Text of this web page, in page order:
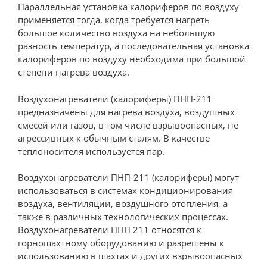
Параллельная установка калориферов по воздуху
применяется тогда, когда требуется нагреть
большое количество воздуха на небольшую
разность температур, а последовательная установка
калориферов по воздуху необходима при большой
степени нагрева воздуха.
Воздухонагреватели (калориферы) ПНП-211
предназначены для нагрева воздуха, воздушных
смесей или газов, в том числе взрывоопасных, не
агрессивных к обычным сталям. В качестве
теплоносителя используется пар.
Воздухонагреватели ПНП-211 (калориферы) могут
использоваться в системах кондиционирования
воздуха, вентиляции, воздушного отопления, а
также в различных технологических процессах.
Воздухонагреватели ПНП 211 относятся к
горношахтному оборудованию и разрешены к
использованию в шахтах и других взрывоопасных